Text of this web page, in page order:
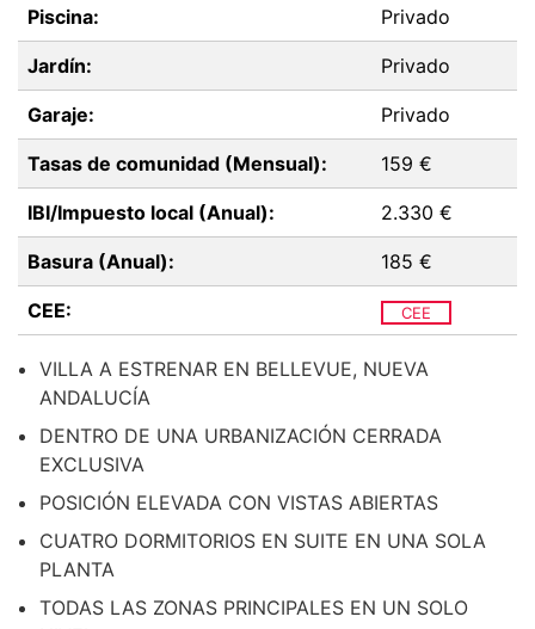
Piscina: Privado
Jardín: Privado
Garaje: Privado
Tasas de comunidad (Mensual): 159 €
IBI/Impuesto local (Anual): 2.330 €
Basura (Anual): 185 €
CEE: CEE
VILLA A ESTRENAR EN BELLEVUE, NUEVA
ANDALUCÍA
DENTRO DE UNA URBANIZACIÓN CERRADA
EXCLUSIVA
POSICIÓN ELEVADA CON VISTAS ABIERTAS
CUATRO DORMITORIOS EN SUITE EN UNA SOLA
PLANTA
TODAS LAS ZONAS PRINCIPALES EN UN SOLO